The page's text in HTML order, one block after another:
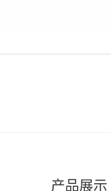
产品展示